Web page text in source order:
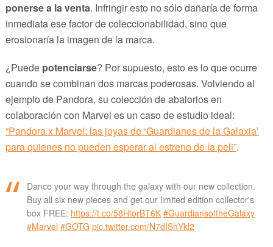
ponerse a la venta. Infringir esto no sólo dañaría de forma
inmediata ese factor de coleccionabilidad, sino que
erosionaría la imagen de la marca.
¿Puede potenciarse? Por supuesto, esto es lo que ocurre
cuando se combinan dos marcas poderosas. Volviendo al
ejemplo de Pandora, su colección de abalorios en
colaboración con Marvel es un caso de estudio ideal:
“Pandora x Marvel: las joyas de ‘Guardianes de la Galaxia’
para quienes no pueden esperar al estreno de la peli”.
Dance your way through the galaxy with our new collection.
Buy all six new pieces and get our limited edition collector's
box FREE: https://t.co/58HtorBT6K #GuardiansoftheGalaxy
#Marvel #GOTG pic.twitter.com/N7dIShYkl2